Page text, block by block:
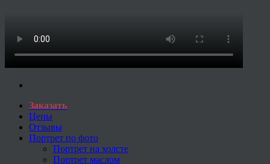
Заказать
Цены
Отзывы
Портрет по фото
Портрет на холсте
Портрет маслом